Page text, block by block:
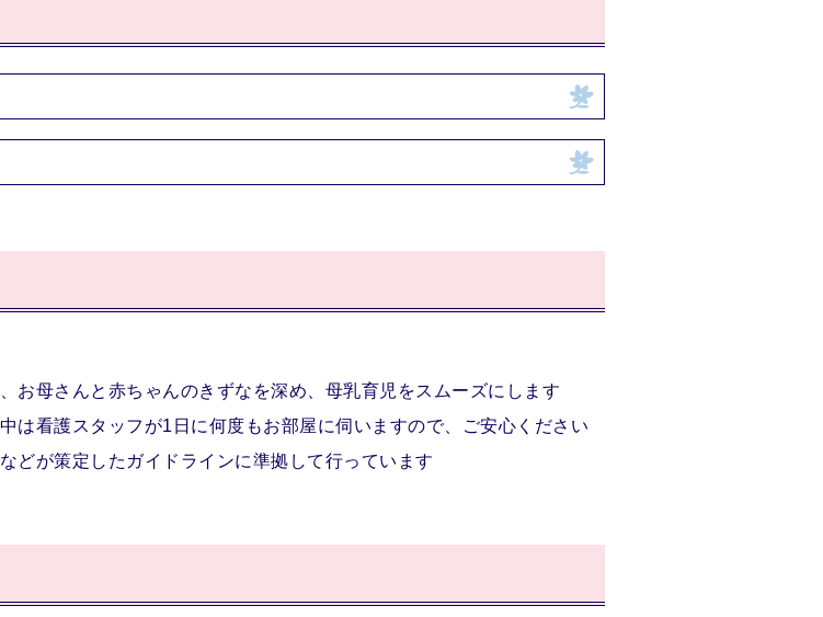
お母さんと赤ちゃんのきずなを深め、母乳育児をスムーズにします
は看護スタッフが1日に何度もお部屋に伺いますので、ご安心ください
どが策定したガイドラインに準拠して行っています